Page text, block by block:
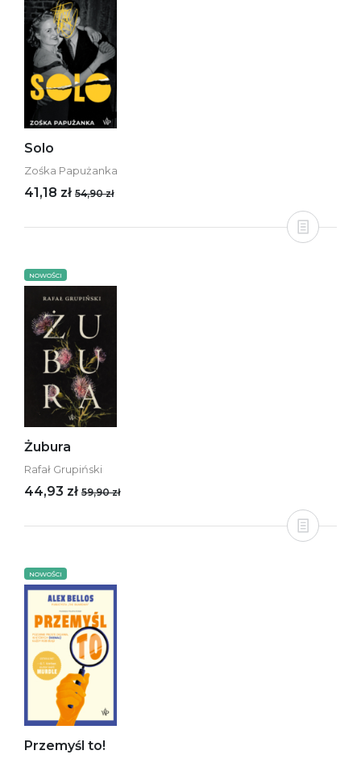
Solo
Zośka Papużanka
41,18 zł 54,90 zł
NOWOŚCI
Żubura
Rafał Grupiński
44,93 zł 59,90 zł
NOWOŚCI
Przemyśl to!